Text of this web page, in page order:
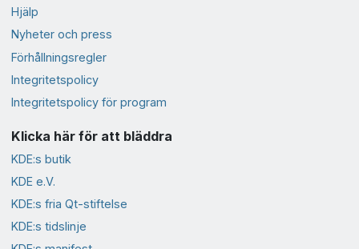
Hjälp
Nyheter och press
Förhållningsregler
Integritetspolicy
Integritetspolicy för program
Klicka här för att bläddra
KDE:s butik
KDE e.V.
KDE:s fria Qt-stiftelse
KDE:s tidslinje